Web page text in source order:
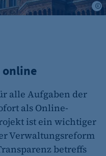
alle Aufgaben der
als Online-
ist ein wichtiger
Verwaltungsreform
betreffs